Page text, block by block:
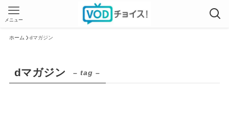
メニュー
ホーム dマガジン
dマガジン – tag –